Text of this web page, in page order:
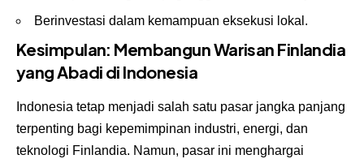
Berinvestasi dalam kemampuan eksekusi lokal.
Kesimpulan: Membangun Warisan Finlandia
yang Abadi di Indonesia
Indonesia tetap menjadi salah satu pasar jangka panjang
terpenting bagi kepemimpinan industri, energi, dan
teknologi Finlandia. Namun, pasar ini menghargai